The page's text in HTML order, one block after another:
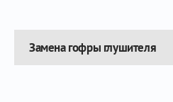
Замена гофры глушителя